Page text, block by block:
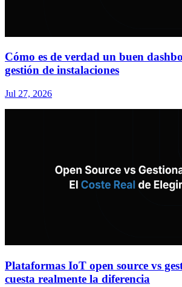
Cómo es de verdad un buen
gestión de instalaciones
Jul 27, 2026
Plataformas IoT open source vs
cuesta realmente la diferencia